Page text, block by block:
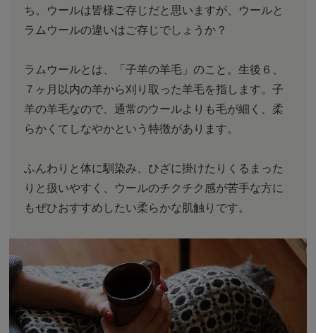
ち。ウールは皆様ご存じだと思いますが、ウールと
ラムウールの違いはご存じでしょうか？
ラムウールとは、「子羊の羊毛」のこと。生後６、
７ヶ月以内の羊から刈り取った羊毛を指します。子
羊の羊毛なので、通常のウールよりも毛が細く、柔
らかくてしなやかという特徴があります。
ふんわりと体に馴染み、ひざに掛けたりくるまった
りと扱いやすく、ウールのチクチク感が苦手な方に
もぜひおすすめしたい柔らかな肌触りです。